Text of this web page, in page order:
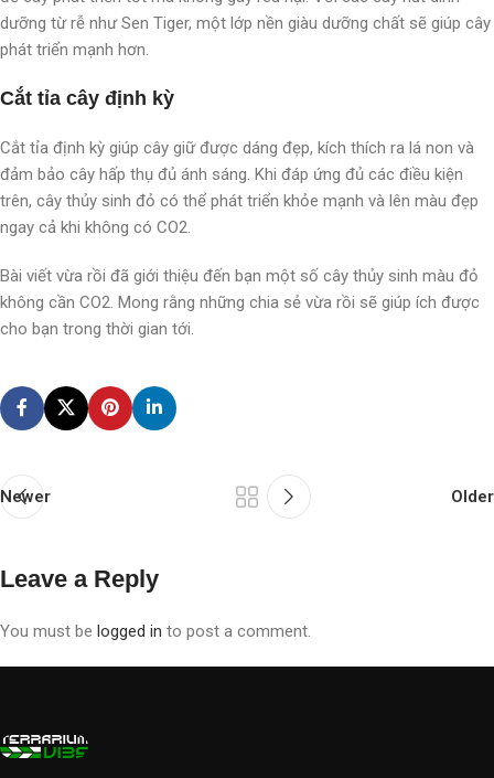
dưỡng từ rễ như Sen Tiger, một lớp nền giàu dưỡng chất sẽ giúp cây
phát triển mạnh hơn.
Cắt tỉa cây định kỳ
Cắt tỉa định kỳ giúp cây giữ được dáng đẹp, kích thích ra lá non và
đảm bảo cây hấp thụ đủ ánh sáng. Khi đáp ứng đủ các điều kiện
trên, cây thủy sinh đỏ có thể phát triển khỏe mạnh và lên màu đẹp
ngay cả khi không có CO2.
Bài viết vừa rồi đã giới thiệu đến bạn một số cây thủy sinh màu đỏ
không cần CO2. Mong rằng những chia sẻ vừa rồi sẽ giúp ích được
cho bạn trong thời gian tới.
Newer Older
Leave a Reply
You must be logged in to post a comment.